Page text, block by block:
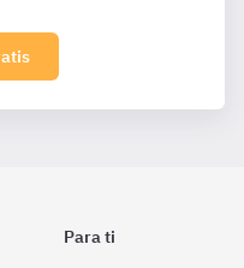
Para ti